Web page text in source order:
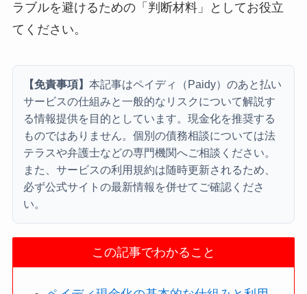
ラブルを避けるための「判断材料」としてお役立
てください。
【免責事項】 本記事はペイディ（Paidy）のあと払い
サービスの仕組みと一般的なリスクについて解説す
る情報提供を目的としています。現金化を推奨する
ものではありません。個別の債務相談については法
テラスや弁護士などの専門機関へご相談ください。
また、サービスの利用規約は随時更新されるため、
必ず公式サイトの最新情報を併せてご確認くださ
い。
この記事でわかること